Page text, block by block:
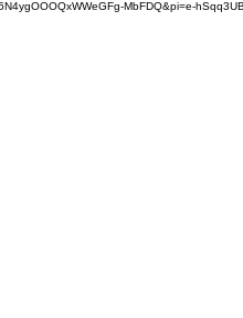
MbFDQ&pi=e-